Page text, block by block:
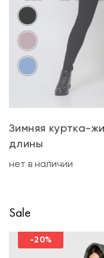
Зимняя куртка-
длины
нет в наличии
Sale
-20%